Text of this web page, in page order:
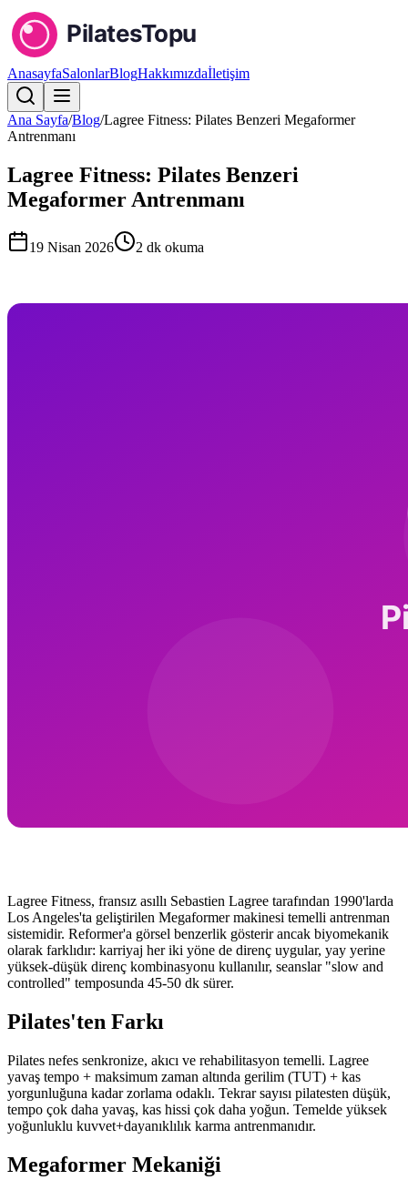
AnasayfaSalonlarBlogHakkımızdaİletişim
Ana Sayfa/Blog/Lagree Fitness: Pilates Benzeri Megaformer
Antrenmanı
Lagree Fitness: Pilates Benzeri
Megaformer Antrenmanı
19 Nisan 2026 2 dk okuma
Lagree Fitness, fransız asıllı Sebastien Lagree tarafından 1990'larda
Los Angeles'ta geliştirilen Megaformer makinesi temelli antrenman
sistemidir. Reformer'a görsel benzerlik gösterir ancak biyomekanik
olarak farklıdır: karriyaj her iki yöne de direnç uygular, yay yerine
yüksek-düşük direnç kombinasyonu kullanılır, seanslar "slow and
controlled" temposunda 45-50 dk sürer.
Pilates'ten Farkı
Pilates nefes senkronize, akıcı ve rehabilitasyon temelli. Lagree
yavaş tempo + maksimum zaman altında gerilim (TUT) + kas
yorgunluğuna kadar zorlama odaklı. Tekrar sayısı pilatesten düşük,
tempo çok daha yavaş, kas hissi çok daha yoğun. Temelde yüksek
yoğunluklu kuvvet+dayanıklılık karma antrenmanıdır.
Megaformer Mekaniği